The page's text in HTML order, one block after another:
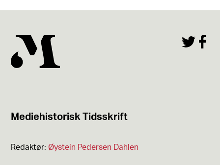
Mediehistorisk Tidsskrift
Redaktør: Øystein Pedersen Dahlen